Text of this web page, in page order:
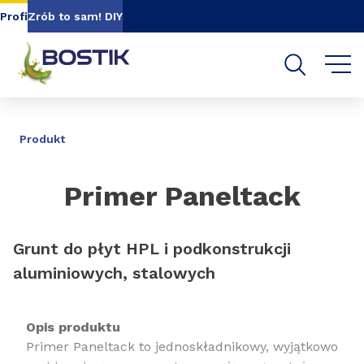
Go to content Go to navigation
ProfiZrób to sam! DIY
Produkt
Primer Paneltack
Grunt do płyt HPL i podkonstrukcji
aluminiowych, stalowych
Opis produktu
Primer Paneltack to jednoskładnikowy, wyjątkowo